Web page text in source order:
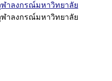
ฬาลงกรณ์มหาวิทยาลัย
ฬาลงกรณ์มหาวิทยาลัย